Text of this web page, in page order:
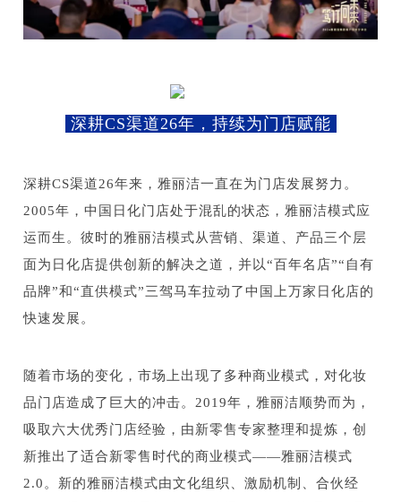
深耕CS渠道26年，持续为门店赋能
深耕CS渠道26年来，雅丽洁一直在为门店发展努力。
2005年，中国日化门店处于混乱的状态，雅丽洁模式应
运而生。彼时的雅丽洁模式从营销、渠道、产品三个层
面为日化店提供创新的解决之道，并以“百年名店”“自有
品牌”和“直供模式”三驾马车拉动了中国上万家日化店的
快速发展。
随着市场的变化，市场上出现了多种商业模式，对化妆
品门店造成了巨大的冲击。2019年，雅丽洁顺势而为，
吸取六大优秀门店经验，由新零售专家整理和提炼，创
新推出了适合新零售时代的商业模式——雅丽洁模式
2.0。新的雅丽洁模式由文化组织、激励机制、合伙经